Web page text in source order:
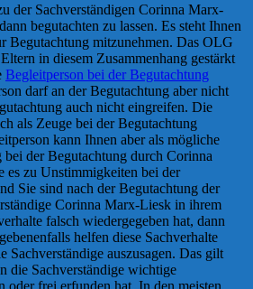
der Sachverständigen Corinna Marx-
begutachten zu lassen. Es steht Ihnen
Begutachtung mitzunehmen. Das OLG
in diesem Zusammenhang gestärkt
Begleitperson bei der Begutachtung
darf an der Begutachtung aber nicht
auch nicht eingreifen. Die
als Zeuge bei der Begutachtung
kann Ihnen aber als mögliche
der Begutachtung durch Corinna
es zu Unstimmigkeiten bei der
Sie sind nach der Begutachtung der
Corinna Marx-Liesk in ihrem
falsch wiedergegeben hat, dann
helfen diese Sachverhalte
Sachverständige auszusagen. Das gilt
die Sachverständige wichtige
oder frei erfunden hat. In den meisten